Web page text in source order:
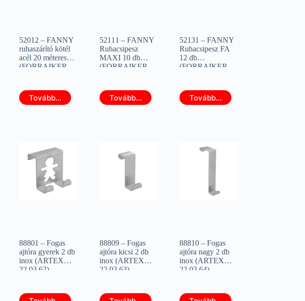
52012 – FANNY
ruhaszárító kötél
acél 20 méteres
(FORRAIKER
Tovább...
52111 – FANNY
Ruhacsipesz
MAXI 10 db
(FORRAIKER
Tovább...
52131 – FANNY
Ruhacsipesz FA
12 db
(FORRAIKER
Tovább...
88801 – Fogas
ajtóra gyerek 2 db
inox (ARTEX
22.03.62)
88809 – Fogas
ajtóra kicsi 2 db
inox (ARTEX
22.03.63)
88810 – Fogas
ajtóra nagy 2 db
inox (ARTEX
22.03.64)